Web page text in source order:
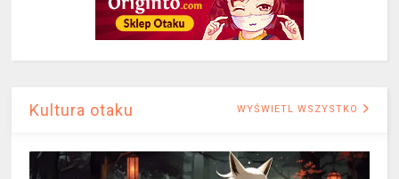
Kultura otaku WYŚWIETL WSZYSTKO